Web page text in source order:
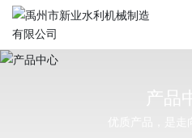
首页
产品